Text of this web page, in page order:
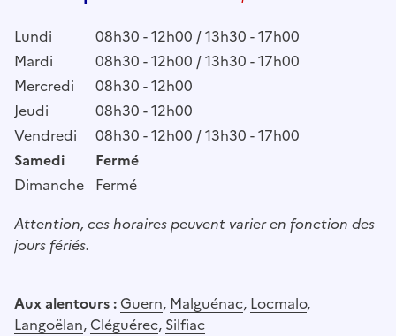
Lundi
08h30 - 12h00 / 13h30 - 17h00
Mardi
08h30 - 12h00 / 13h30 - 17h00
Mercredi
08h30 - 12h00
Jeudi
08h30 - 12h00
Vendredi
08h30 - 12h00 / 13h30 - 17h00
Samedi
Fermé
Dimanche Fermé
Attention, ces horaires peuvent varier en fonction des
jours fériés.
Aux alentours :Guern, Malguénac, Locmalo,
Langoëlan, Cléguérec, Silfiac